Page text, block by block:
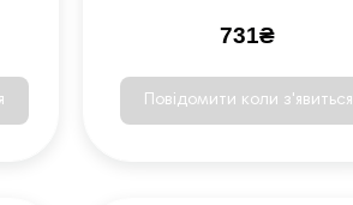
731₴
Повідомити коли з'явиться